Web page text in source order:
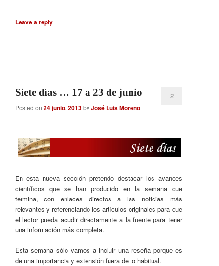
|
Leave a reply
Siete días … 17 a 23 de junio
Posted on 24 junio, 2013byJosé Luis Moreno
2
En esta nueva sección pretendo destacar los avances
científicos que se han producido en la semana que
termina, con enlaces directos a las noticias más
relevantes y referenciando los artículos originales para que
el lector pueda acudir directamente a la fuente para tener
una información más completa.
Esta semana sólo vamos a incluir una reseña porque es
de una importancia y extensión fuera de lo habitual.